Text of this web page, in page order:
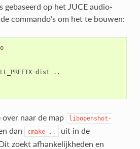
op het JUCE audio-
commando’s om het te bouwen:
=dist
..
naar de map
libopenshot-
dan cmake ..
uit in de
zoekt afhankelijkheden en